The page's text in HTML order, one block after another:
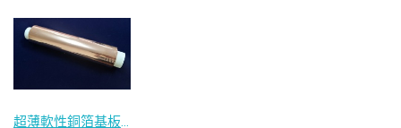
超薄軟性銅箔基板-PET基材版